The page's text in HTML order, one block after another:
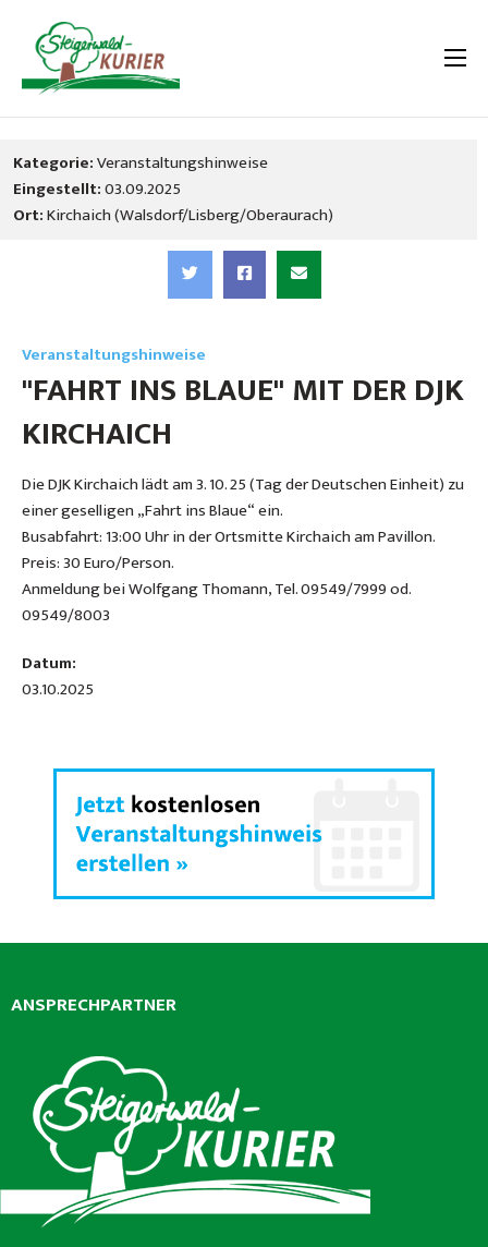
Kategorie:Veranstaltungshinweise
Eingestellt:03.09.2025
Ort:Kirchaich (Walsdorf/Lisberg/Oberaurach)
Veranstaltungshinweise
"FAHRT INS BLAUE" MIT DER DJK
KIRCHAICH
Die DJK Kirchaich lädt am 3. 10. 25 (Tag der Deutschen Einheit) zu
einer geselligen „Fahrt ins Blaue“ ein.
Busabfahrt: 13:00 Uhr in der Ortsmitte Kirchaich am Pavillon.
Preis: 30 Euro/Person.
Anmeldung bei Wolfgang Thomann, Tel. 09549/7999 od.
09549/8003
Datum:
03.10.2025
ANSPRECHPARTNER